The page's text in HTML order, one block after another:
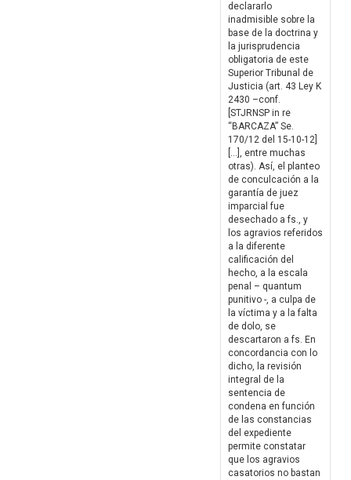
declararlo
inadmisible sobre la
base de la doctrina y
la jurisprudencia
obligatoria de este
Superior Tribunal de
Justicia (art. 43 Ley K
2430 –conf.
[STJRNSP in re
“BARCAZA” Se.
170/12 del 15-10-12]
[…], entre muchas
otras). Así, el planteo
de conculcación a la
garantía de juez
imparcial fue
desechado a fs., y
los agravios referidos
a la diferente
calificación del
hecho, a la escala
penal – quantum
punitivo -, a culpa de
la víctima y a la falta
de dolo, se
descartaron a fs. En
concordancia con lo
dicho, la revisión
integral de la
sentencia de
condena en función
de las constancias
del expediente
permite constatar
que los agravios
casatorios no bastan